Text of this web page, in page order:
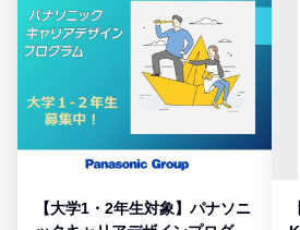
【大学1・2年生対象】パナソニ